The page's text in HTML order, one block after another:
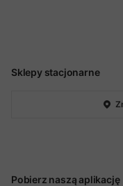
Sklepy stacjonarne
Pobierz naszą aplikację